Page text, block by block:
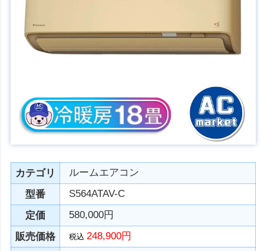
カテゴリ
ルームエアコン
型番
S564ATAV-C
定価
580,000円
販売価格
税込248,900円